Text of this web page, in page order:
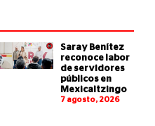
Saray Benítez
reconoce labor
de servidores
públicos en
Mexicaltzingo
7 agosto, 2026